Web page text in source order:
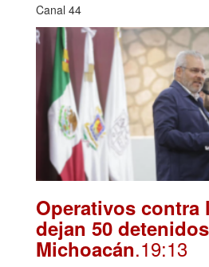
Canal 44
Operativos contra
dejan 50
Michoacán.19:13